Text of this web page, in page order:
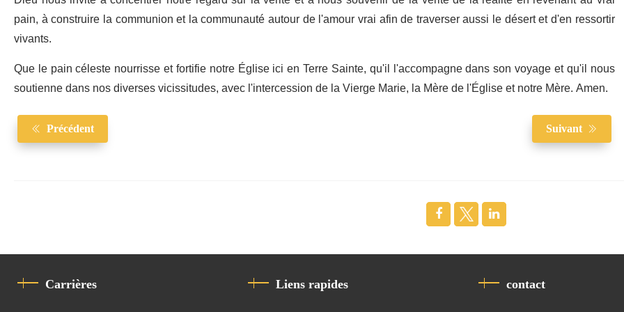
pain, à construire la communion et la communauté autour de l'amour vrai afin de traverser aussi le désert et d'en ressortir
vivants.
Que le pain céleste nourrisse et fortifie notre Église ici en Terre Sainte, qu'il l'accompagne dans son voyage et qu'il nous
soutienne dans nos diverses vicissitudes, avec l'intercession de la Vierge Marie, la Mère de l'Église et notre Mère. Amen.
Précédent Suivant
Carrières Liens rapides contact